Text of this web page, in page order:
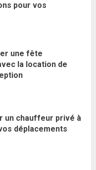
pour vos
une fête
la location de
un chauffeur privé à
déplacements